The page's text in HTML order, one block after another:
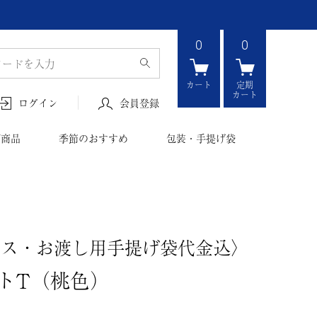
ログイン 会員登録
0
カート
0
定期
カート
品 季節のおすすめ 包装・手提げ袋
・お渡し用手提げ袋代金込〉
T（桃色）